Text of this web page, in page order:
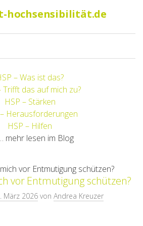
hochsensibilität.de
– Was ist das?
Trifft das auf mich zu?
HSP – Stärken
Herausforderungen
HSP – Hilfen
mehr lesen im Blog
vor Entmutigung schützen?
März 2026 von Andrea Kreuzer